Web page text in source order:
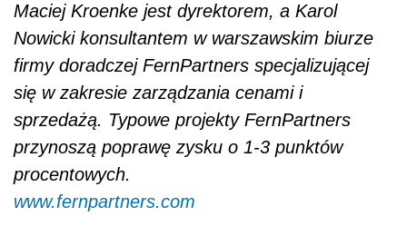
Maciej Kroenke jest dyrektorem, a Karol
Nowicki konsultantem w warszawskim biurze
firmy doradczej FernPartners specjalizującej
się w zakresie zarządzania cenami i
sprzedażą. Typowe projekty FernPartners
przynoszą poprawę zysku o 1-3 punktów
procentowych.
www.fernpartners.com